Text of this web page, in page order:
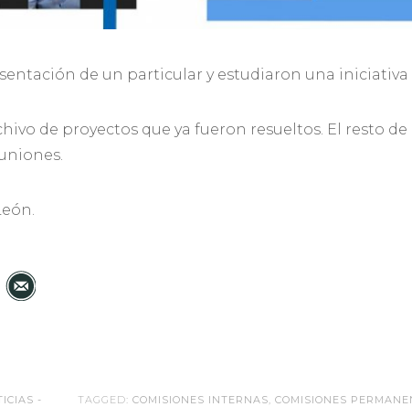
de un particular y estudiaron una iniciativa
de proyectos que ya fueron resueltos. El resto
- TAGGED:COMISIONES INTERNAS,COMISIONES